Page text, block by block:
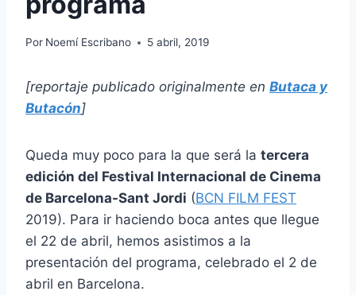
Por Noemí Escribano 5 abril, 2019
[reportaje publicado originalmente en Butaca y
Butacón]
Queda muy poco para la que será la tercera
edición del Festival Internacional de Cinema
de Barcelona-Sant Jordi (BCN FILM FEST
2019). Para ir haciendo boca antes que llegue
el 22 de abril, hemos asistimos a la
presentación del programa, celebrado el 2 de
abril en Barcelona.